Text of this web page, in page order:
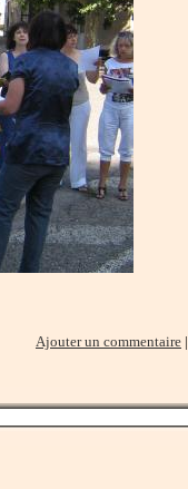
Ajouter un commentaire |